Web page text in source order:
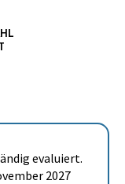
evaluiert.
2027